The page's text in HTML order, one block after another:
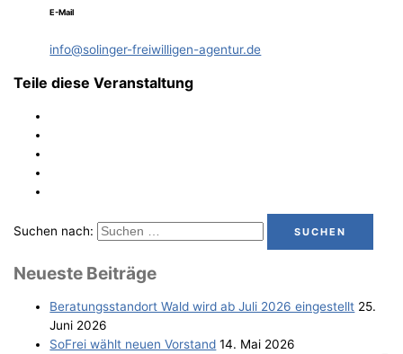
E-Mail
info@solinger-freiwilligen-agentur.de
Teile diese Veranstaltung
Suchen nach:
Neu­es­te Beiträge
Bera­tungs­stand­ort Wald wird ab Juli 2026 eingestellt 25.
Juni 2026
SoFrei wählt neu­en Vorstand 14. Mai 2026